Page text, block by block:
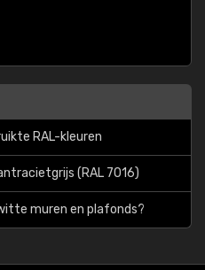
RAL-kleuren
(RAL 7016)
muren en plafonds?